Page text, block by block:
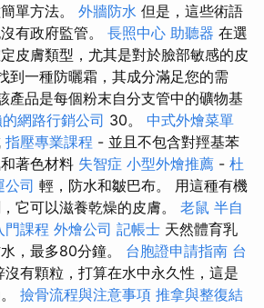
單方法。 外牆防水 但是，這些術語
有政府監管。 長照中心 助聽器 在選
皮膚類型，尤其是對於臉部敏感的皮
到一種防曬霜，其成分滿足您的需
產品是每個粉末自分支管中的礦物基
網路行銷公司 30。 中式外燴菜單
指壓專業課程 - 並且不包含對羥基苯
著色材料 失智症 小型外燴推薦 - 杜
公司 輕，防水和皺巴布。 用這種有機
它可以滋養乾燥的皮膚。 老鼠 半自
門課程 外燴公司 記帳士 天然體育乳
，最多80分鐘。 台胞證申請指南 台
沒有顆粒，打算在水中永久性，這是
撿骨流程與注意事項 推拿與整復結